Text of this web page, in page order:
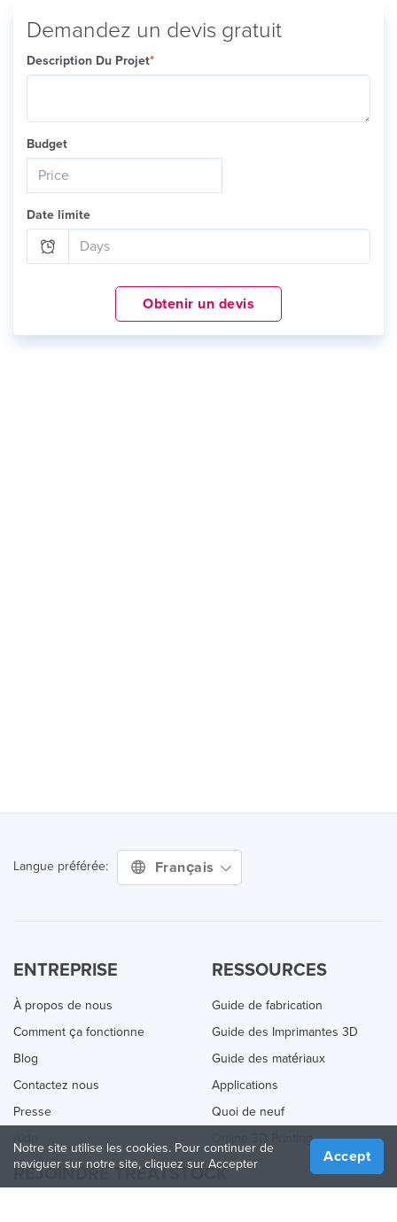
Demandez un devis gratuit
Description Du Projet*
Budget
Date limite
Obtenir un devis
Langue préférée: Français
ENTREPRISE
À propos de nous
Comment ça fonctionne
Blog
Contactez nous
Presse
RESSOURCES
Guide de fabrication
Guide des Imprimantes 3D
Guide des matériaux
Applications
Quoi de neuf
Online 3D Printing
REJOINDRE TREATSTOCK
Notre site utilise les cookies. Pour continuer de
naviguer sur notre site, cliquez sur Accepter
Accept